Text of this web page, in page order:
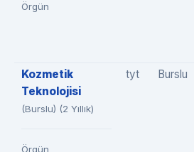
Örgün
Kozmetik
Teknolojisi
(Burslu) (2 Yıllık)
Örgün
tyt Burslu